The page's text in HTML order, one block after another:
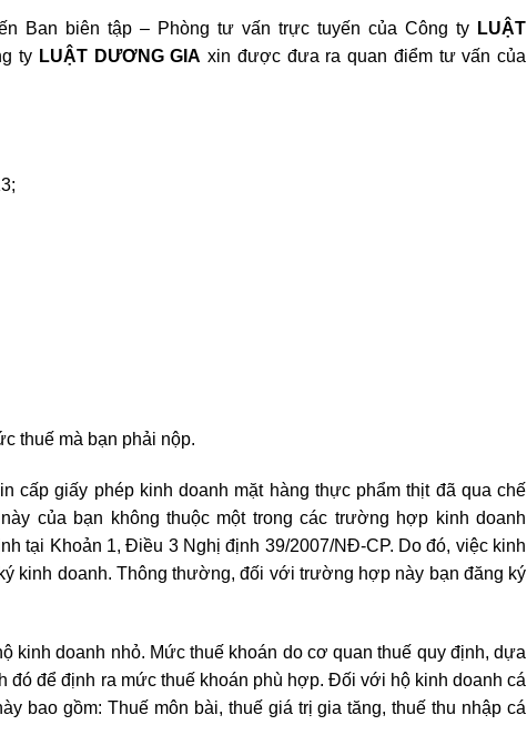
Ban biên tập – Phòng tư vấn trực tuyến của Công ty LUẬT
ty LUẬT DƯƠNG GIA xin được đưa ra quan điểm tư vấn của
;
thuế mà bạn phải nộp.
cấp giấy phép kinh doanh mặt hàng thực phẩm thịt đã qua chế
của bạn không thuộc một trong các trường hợp kinh doanh
tại Khoản 1, Điều 3 Nghị định 39/2007/NĐ-CP. Do đó, việc kinh
kinh doanh. Thông thường, đối với trường hợp này bạn đăng ký
kinh doanh nhỏ. Mức thuế khoán do cơ quan thuế quy định, dựa
đó để định ra mức thuế khoán phù hợp. Đối với hộ kinh doanh cá
bao gồm: Thuế môn bài, thuế giá trị gia tăng, thuế thu nhập cá